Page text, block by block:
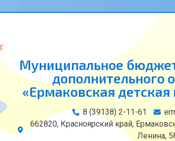
Муниципальное
дополнительного
«Ермаковская детская
8 (39138) 2-11-61
662820, Красноярский край,
Ленина,